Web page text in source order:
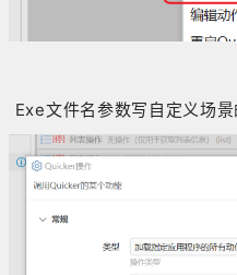
Exe文件名参数写自定义场景